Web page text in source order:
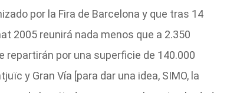
por la Fira de Barcelona y que tras 14
2005 reunirá nada menos que a 2.350
por una superficie de 140.000
y Gran Vía [para dar una idea, SIMO, la